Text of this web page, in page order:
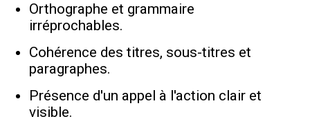
Orthographe et grammaire
irréprochables.
Cohérence des titres, sous-titres et
paragraphes.
Présence d'un appel à l'action clair et
visible.